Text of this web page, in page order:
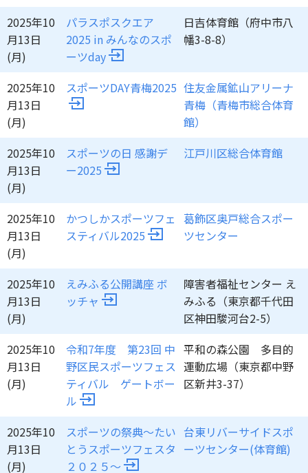
2025年10
月13日
(月)
パラスポスクエア
2025 in みんなのスポ
ーツday
日吉体育館（府中市八
幡3-8-8）
2025年10
月13日
(月)
スポーツDAY青梅2025 住友金属鉱山アリーナ
青梅（青梅市総合体育
館）
2025年10
月13日
(月)
スポーツの日 感謝デ
ー2025
江戸川区総合体育館
2025年10
月13日
(月)
かつしかスポーツフェ
スティバル2025
葛飾区奥戸総合スポー
ツセンター
2025年10
月13日
(月)
えみふる公開講座 ボ
ッチャ
障害者福祉センター え
みふる（東京都千代田
区神田駿河台2-5）
2025年10
月13日
(月)
令和7年度 第23回 中
野区民スポーツフェス
ティバル ゲートボー
ル
平和の森公園 多目的
運動広場（東京都中野
区新井3-37）
2025年10
月13日
(月)
スポーツの祭典～たい
とうスポーツフェスタ
２０２５～
台東リバーサイドスポ
ーツセンター(体育館)